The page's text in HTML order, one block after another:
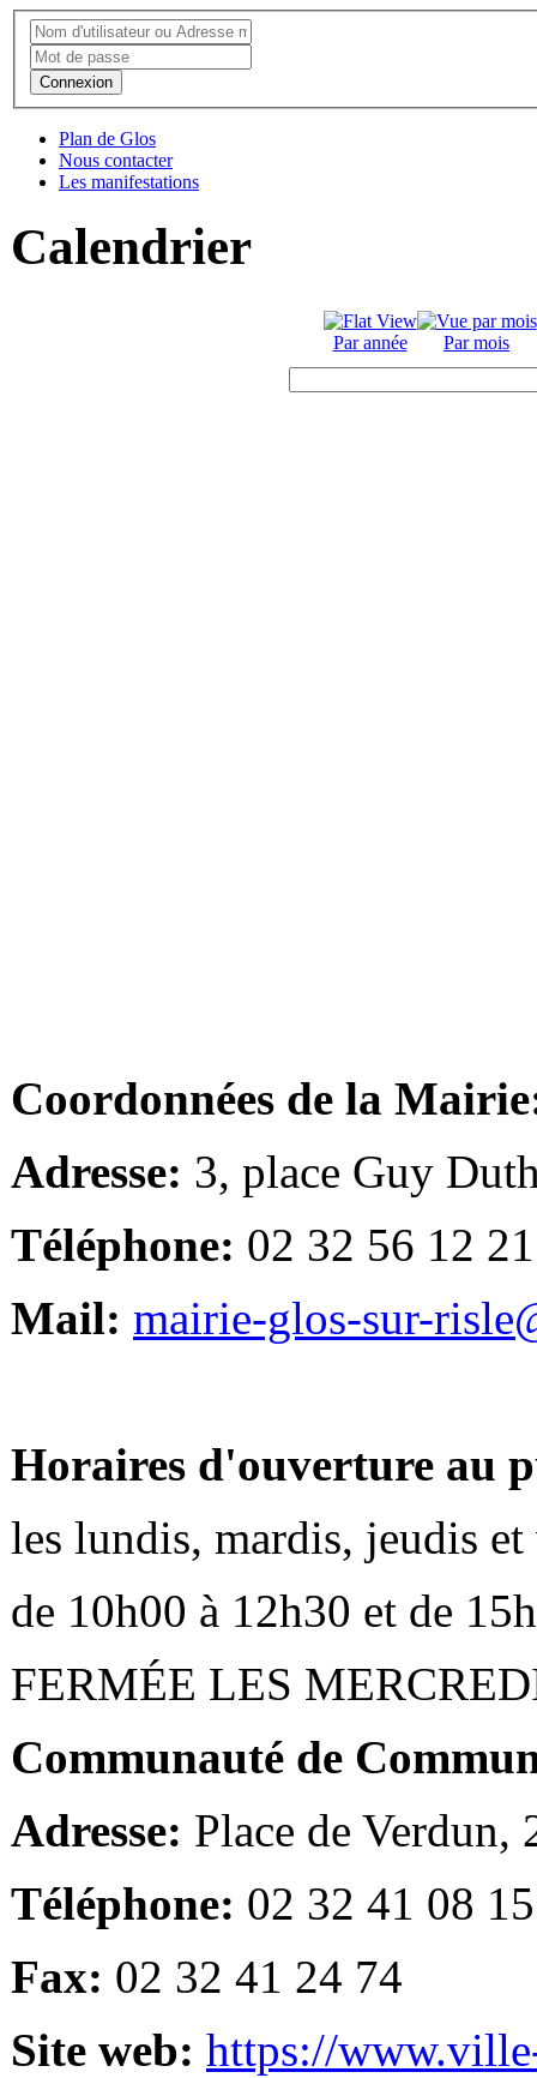
Connexion
Plan de Glos
Nous contacter
Les manifestations
Calendrier
Par année Par mois
Coordonnées de la
Adresse: 3, place Guy
Téléphone: 02 32 56 12 21
Mail: mairie-glos-sur-
Horaires d'ouverture au
les lundis, mardis, jeudis et
de 10h00 à 12h30 et de
FERMÉE LES
Communauté de
Adresse: Place de Verdun,
Téléphone: 02 32 41 08 15
Fax: 02 32 41 24 74
Site web: https://